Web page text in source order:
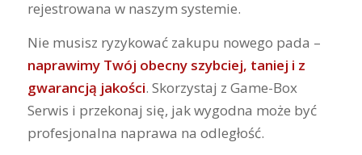
rejestrowana w naszym systemie.
Nie musisz ryzykować zakupu nowego pada –
naprawimy Twój obecny szybciej, taniej i z
gwarancją jakości. Skorzystaj z Game-Box
Serwis i przekonaj się, jak wygodna może być
profesjonalna naprawa na odległość.